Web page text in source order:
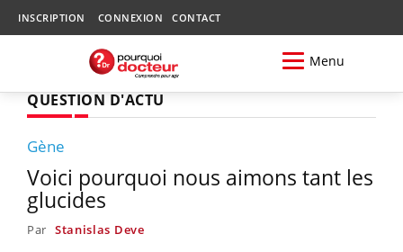
INSCRIPTION CONNEXION CONTACT
Menu
QUESTION D'ACTU
Gène
Voici pourquoi nous aimons tant les
glucides
Par Stanislas Deve